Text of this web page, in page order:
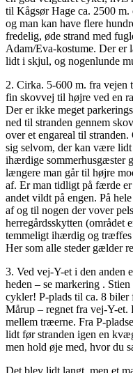
til Kågsør Hage ca. 2500
og man kan have flere
fredelig, øde strand med
Adam/Eva-kostume. Der er
lidt i skjul, og nogenlunde
2. Cirka. 5-600 m. fra vejen
fin skovvej til højre ved en
Der er ikke meget
ned til stranden gennem
over et engareal til
sig selvom, der kan være lidt
ihærdige sommerhusgæster
længere man går til højre
af. Er man tidligt på færde
andet vildt på engen. På
af og til nogen der vover
herregårdsskytten (området
temmeligt ihærdig og
Her som alle steder gælder
3. Ved vej-Y-et i den anden
heden – se markering .
cykler! P-plads til ca. 8
Mårup – regnet fra vej-Y-
mellem træerne. Fra P-
lidt før stranden igen en
men hold øje med, hvor du
Det blev lidt langt, men et